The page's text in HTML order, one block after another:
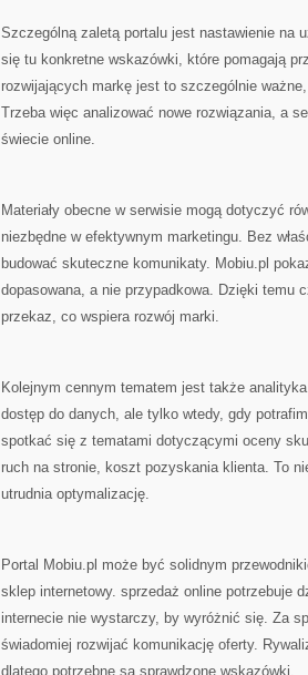
Szczególną zaletą portalu jest nastawienie na
się tu konkretne wskazówki, które pomagają
rozwijających markę jest to szczególnie
Trzeba więc analizować nowe rozwiązania, a
świecie online.
Materiały obecne w serwisie mogą dotyczyć
niezbędne w efektywnym marketingu. Bez
budować skuteczne komunikaty. Mobiu.pl
dopasowana, a nie przypadkowa. Dzięki temu
przekaz, co wspiera rozwój marki.
Kolejnym cennym tematem jest także
dostęp do danych, ale tylko wtedy, gdy
spotkać się z tematami dotyczącymi oceny
ruch na stronie, koszt pozyskania klienta. To
utrudnia optymalizację.
Portal Mobiu.pl może być solidnym
sklep internetowy. sprzedaż online potrzebuje
internecie nie wystarczy, by wyróżnić się. Za
świadomiej rozwijać komunikację oferty.
dlatego potrzebne są sprawdzone wskazówki.